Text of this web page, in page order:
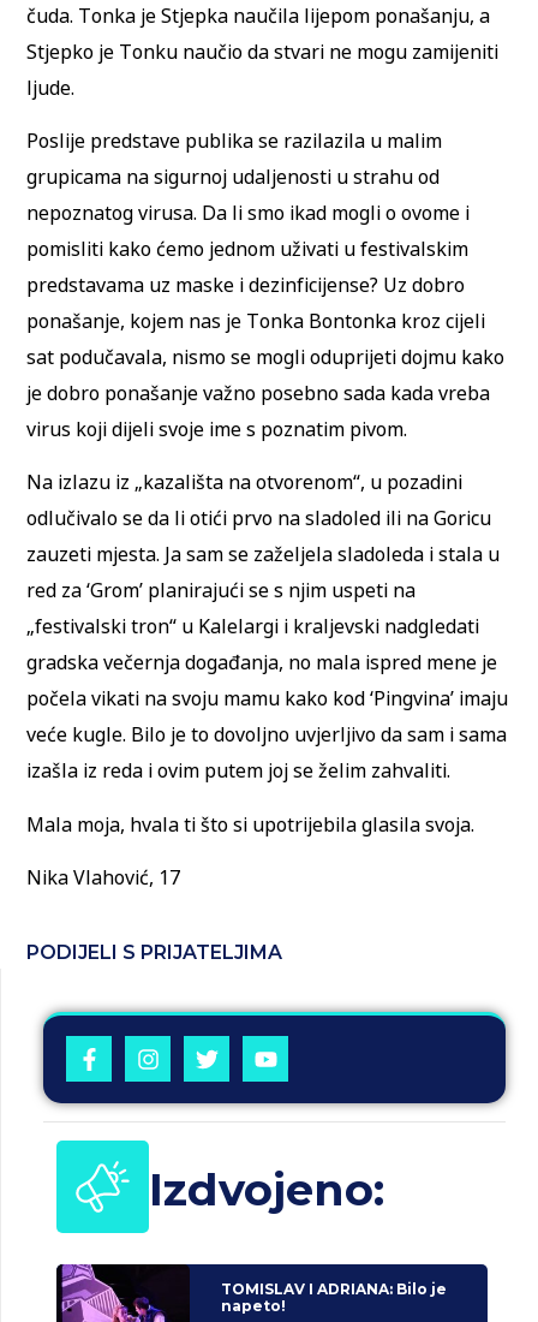
čuda. Tonka je Stjepka naučila lijepom ponašanju, a
Stjepko je Tonku naučio da stvari ne mogu zamijeniti
ljude.
Poslije predstave publika se razilazila u malim
grupicama na sigurnoj udaljenosti u strahu od
nepoznatog virusa. Da li smo ikad mogli o ovome i
pomisliti kako ćemo jednom uživati u festivalskim
predstavama uz maske i dezinficijense? Uz dobro
ponašanje, kojem nas je Tonka Bontonka kroz cijeli
sat podučavala, nismo se mogli oduprijeti dojmu kako
je dobro ponašanje važno posebno sada kada vreba
virus koji dijeli svoje ime s poznatim pivom.
Na izlazu iz „kazališta na otvorenom“, u pozadini
odlučivalo se da li otići prvo na sladoled ili na Goricu
zauzeti mjesta. Ja sam se zaželjela sladoleda i stala u
red za ‘Grom’ planirajući se s njim uspeti na
„festivalski tron“ u Kalelargi i kraljevski nadgledati
gradska večernja događanja, no mala ispred mene je
počela vikati na svoju mamu kako kod ‘Pingvina’ imaju
veće kugle. Bilo je to dovoljno uvjerljivo da sam i sama
izašla iz reda i ovim putem joj se želim zahvaliti.
Mala moja, hvala ti što si upotrijebila glasila svoja.
Nika Vlahović, 17
PODIJELI S PRIJATELJIMA
Izdvojeno:
TOMISLAV I ADRIANA: Bilo je
napeto!